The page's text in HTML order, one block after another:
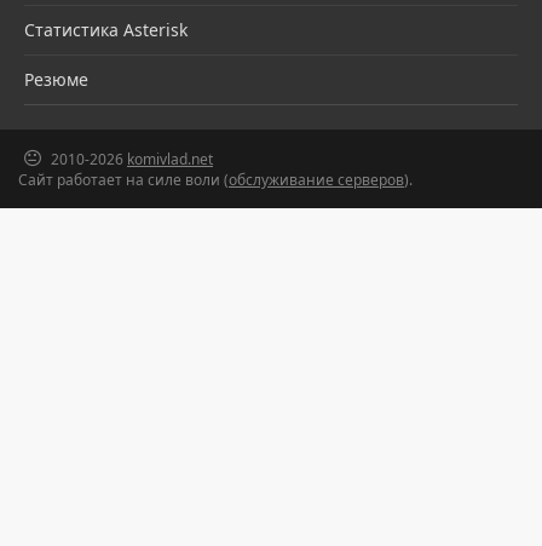
Статистика Asterisk
Резюме
2010-2026 komivlad.net
Сайт работает на силе воли (обслуживание серверов).